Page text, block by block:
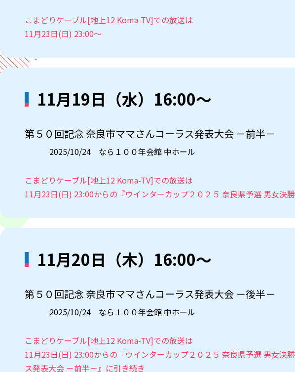
こまどりケーブル[地上12 Koma-TV]での放送は
11月23日(日) 23:00～
11月19日（水）16:00～
第５０回記念 奈良市ママさんコーラス発表大会 －前半－
2025/10/24 なら１００年会館 中ホール
こまどりケーブル[地上12 Koma-TV]での放送は
11月23日(日) 23:00からの『ウインターカップ２０２５ 奈良県予選 男女決
11月20日（木）16:00～
第５０回記念 奈良市ママさんコーラス発表大会 －後半－
2025/10/24 なら１００年会館 中ホール
こまどりケーブル[地上12 Koma-TV]での放送は
11月23日(日) 23:00からの『ウインターカップ２０２５ 奈良県予選 男女決
ス発表大会 －前半－』に引き続き